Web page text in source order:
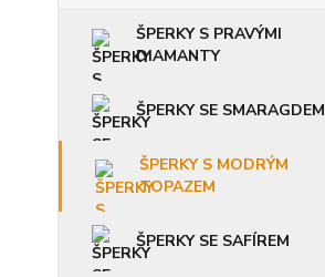
ŠPERKY S PRAVÝMI
DIAMANTY
ŠPERKY SE SMARAGDEM
ŠPERKY S MODRÝM
TOPAZEM
ŠPERKY SE SAFÍREM